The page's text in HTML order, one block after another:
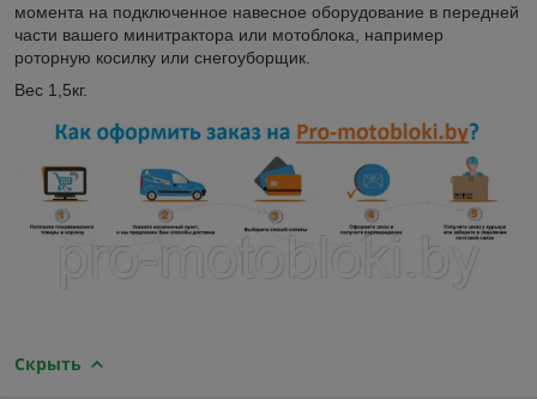
момента на подключенное навесное оборудование в передней
части вашего минитрактора или мотоблока, например
роторную косилку или снегоуборщик.
Вес 1,5кг.
Скрыть